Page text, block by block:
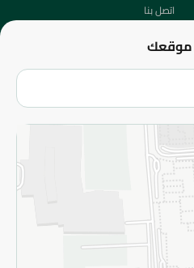
موقعك
اتصل بنا
الفروع
سياسة الاستخدام